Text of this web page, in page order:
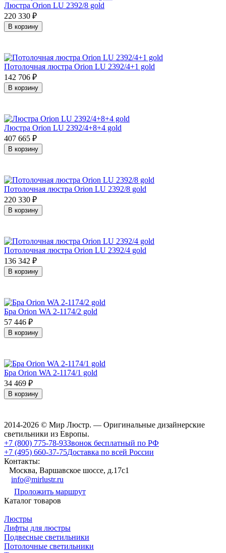
Люстра Orion LU 2392/8 gold
220 330 ₽
В корзину
Потолочная люстра Orion LU 2392/4+1 gold
142 706 ₽
В корзину
Люстра Orion LU 2392/4+8+4 gold
407 665 ₽
В корзину
Потолочная люстра Orion LU 2392/8 gold
220 330 ₽
В корзину
Потолочная люстра Orion LU 2392/4 gold
136 342 ₽
В корзину
Бра Orion WA 2-1174/2 gold
57 446 ₽
В корзину
Бра Orion WA 2-1174/1 gold
34 469 ₽
В корзину
2014-2026 © Мир Люстр. — Оригинальные дизайнерские
светильники из Европы.
+7 (800) 775-78-93Звонок бесплатный по РФ
+7 (495) 660-37-75Доставка по всей России
Контакты:
Москва, Варшавское шоссе, д.17c1
info@mirlustr.ru
Проложить маршрут
Каталог товаров
Люстры
Лифты для люстры
Подвесные светильники
Потолочные светильники